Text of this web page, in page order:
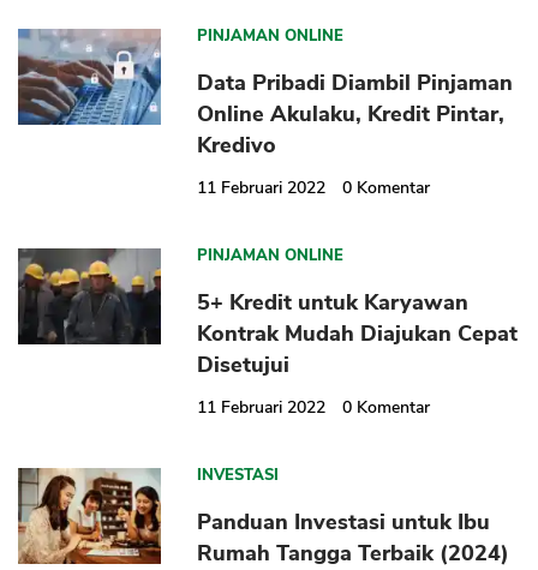
PINJAMAN ONLINE
Data Pribadi Diambil Pinjaman
Online Akulaku, Kredit Pintar,
Kredivo
11 Februari 2022 0 Komentar
PINJAMAN ONLINE
5+ Kredit untuk Karyawan
Kontrak Mudah Diajukan Cepat
Disetujui
11 Februari 2022 0 Komentar
INVESTASI
Panduan Investasi untuk Ibu
Rumah Tangga Terbaik (2024)